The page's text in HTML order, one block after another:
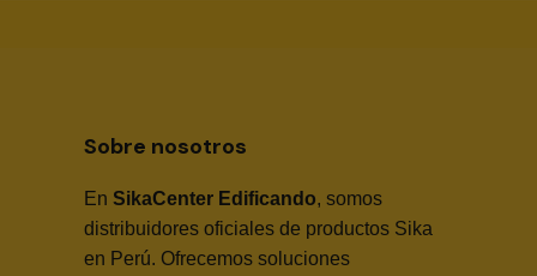
Sobre nosotros
En SikaCenter Edificando, somos
distribuidores oficiales de productos Sika
en Perú. Ofrecemos soluciones